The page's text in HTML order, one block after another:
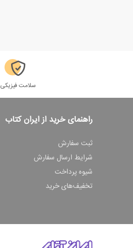
سلامت فیزیکی
راهنمای خرید از ایران کتاب
ثبت سفارش
شرایط ارسال سفارش
شیوه پرداخت
تخفیف‌های خرید